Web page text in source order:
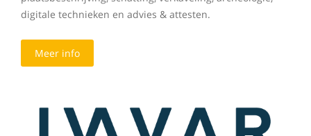
digitale technieken en advies & attesten.
Meer info